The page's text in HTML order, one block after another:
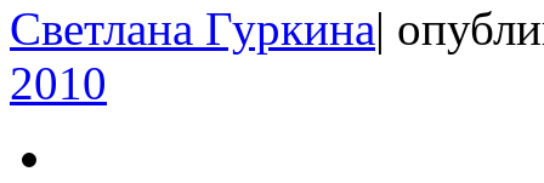
Светлана Гуркина|
2010